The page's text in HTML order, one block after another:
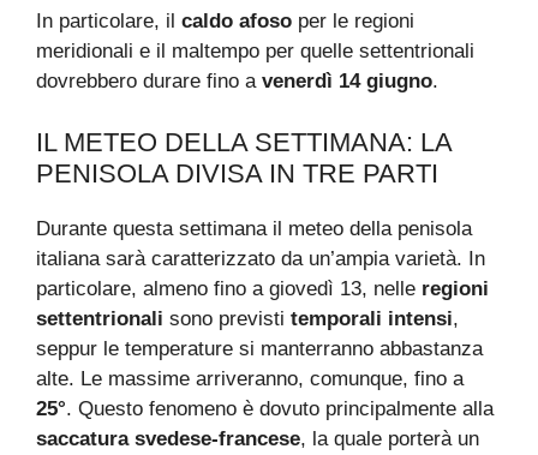
In particolare, il caldo afoso per le regioni
meridionali e il maltempo per quelle settentrionali
dovrebbero durare fino a venerdì 14 giugno.
IL METEO DELLA SETTIMANA: LA
PENISOLA DIVISA IN TRE PARTI
Durante questa settimana il meteo della penisola
italiana sarà caratterizzato da un’ampia varietà. In
particolare, almeno fino a giovedì 13, nelle regioni
settentrionali sono previsti temporali intensi,
seppur le temperature si manterranno abbastanza
alte. Le massime arriveranno, comunque, fino a
25°. Questo fenomeno è dovuto principalmente alla
saccatura svedese-francese, la quale porterà un